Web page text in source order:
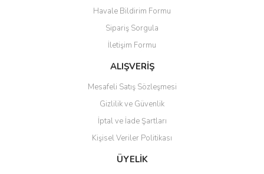
Ürün açıklamasında eksik bilgiler bulunuyor.
Ürün bilgilerinde hatalar bulunuyor.
Ürün fiyatı diğer sitelerden daha pahalı.
Bu ürüne benzer farklı alternatifler olmalı.
Gönder
Havale Bildirim Formu
Sipariş Sorgula
İletişim Formu
ALIŞVERİŞ
Mesafeli Satış Sözleşmesi
Gizlilik ve Güvenlik
İptal ve İade Şartları
Kişisel Veriler Politikası
ÜYELİK